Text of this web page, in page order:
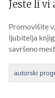
Jeste li vi
Promovišite
ljubitelja
savršeno
autorski